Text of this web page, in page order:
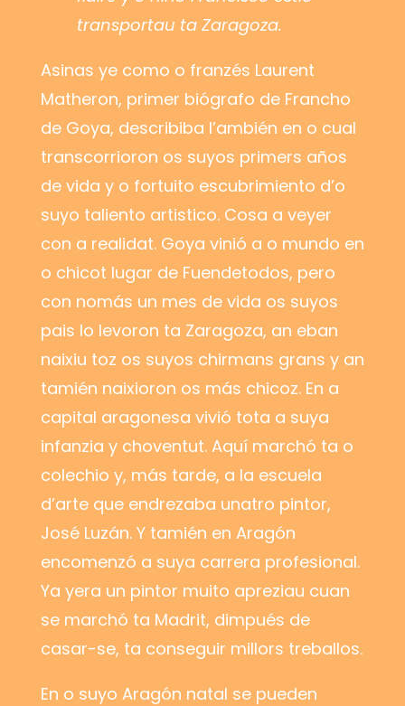
transportau ta Zaragoza.
Asinas ye como o franzés Laurent
Matheron, primer biógrafo de Francho
de Goya, describiba l’ambién en o cual
transcorrioron os suyos primers años
de vida y o fortuito escubrimiento d’o
suyo taliento artistico. Cosa a veyer
con a realidat. Goya vinió a o mundo en
o chicot lugar de Fuendetodos, pero
con nomás un mes de vida os suyos
pais lo levoron ta Zaragoza, an eban
naixiu toz os suyos chirmans grans y an
tamién naixioron os más chicoz. En a
capital aragonesa vivió tota a suya
infanzia y choventut. Aquí marchó ta o
colechio y, más tarde, a la escuela
d’arte que endrezaba unatro pintor,
José Luzán. Y tamién en Aragón
encomenzó a suya carrera profesional.
Ya yera un pintor muito apreziau cuan
se marchó ta Madrit, dimpués de
casar-se, ta conseguir millors treballos.
En o suyo Aragón natal se pueden